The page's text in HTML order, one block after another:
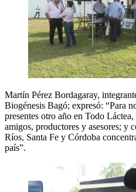
Martín Pérez Bordagaray,
Biogénesis Bagó; expresó: “Para
presentes otro año en Todo
amigos, productores y asesores; y
Ríos, Santa Fe y Córdoba
país”.